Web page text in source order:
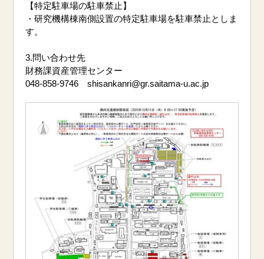
【特定駐車場の駐車禁止】
・研究機構棟南側設置の特定駐車場を駐車禁止としま
す。
3.問い合わせ先
財務課資産管理センター
048-858-9746 shisankanri@gr.saitama-u.ac.jp